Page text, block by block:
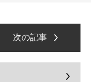
次の記事